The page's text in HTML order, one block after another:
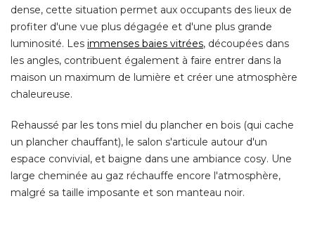
dense, cette situation permet aux occupants des lieux de
profiter d'une vue plus dégagée et d'une plus grande
luminosité. Les immenses baies vitrées, découpées dans
les angles, contribuent également à faire entrer dans la
maison un maximum de lumière et créer une atmosphère
chaleureuse.
Rehaussé par les tons miel du plancher en bois (qui cache
un plancher chauffant), le salon s'articule autour d'un
espace convivial, et baigne dans une ambiance cosy. Une
large cheminée au gaz réchauffe encore l'atmosphère,
malgré sa taille imposante et son manteau noir.